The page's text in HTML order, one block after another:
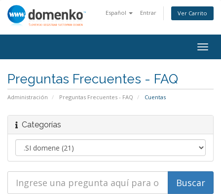
Español Entrar Ver Carrito
Preguntas Frecuentes - FAQ
Administración Preguntas Frecuentes - FAQ Cuentas
Categorías